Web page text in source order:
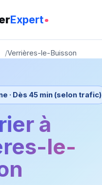
Expert
Verrières-le-Buisson
· Dès 45 min (selon trafic)
à
le-